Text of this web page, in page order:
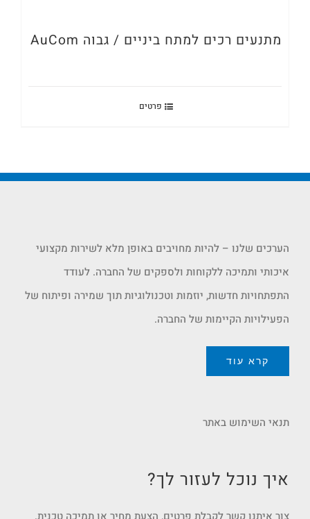
מתנעים רכים למתח ביניים / גבוה AuCom
פרטים
הערכים שלנו – להיות מחויבים באופן מלא לשירות מקצועי
איכותי ותמיכה ללקוחות ולספקים של החברה. לעודד
התפתחויות חדשות, יוזמות וטכנולוגיות תוך שמירה ופיתוח של
הפעילויות הקיימות של החברה.
קרא עוד
תנאי השימוש באתר
איך נוכל לעזור לך?